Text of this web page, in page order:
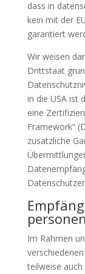
dass in
kein mit der
garantiert
Wir weisen
Drittstaat
in die USA ist
eine
Framework“
zusätzliche
Im Rahmen
teilweise